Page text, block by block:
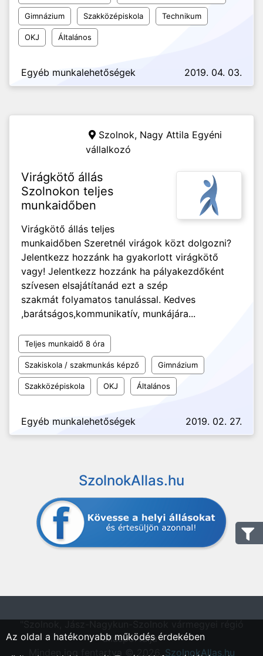
Gimnázium Szakközépiskola Technikum
OKJ Általános
Egyéb munkalehetőségek 2019. 04. 03.
Szolnok, Nagy Attila Egyéni
vállalkozó
Virágkötő állás
Szolnokon teljes
munkaidőben
Virágkötő állás teljes
munkaidőben Szeretnél virágok közt dolgozni?
Jelentkezz hozzánk ha gyakorlott virágkötő
vagy! Jelentkezz hozzánk ha pályakezdőként
szívesen elsajátítanád ezt a szép
szakmát folyamatos tanulással. Kedves
,barátságos,kommunikatív, munkájára...
Teljes munkaidő 8 óra
Szakiskola / szakmunkás képző Gimnázium
Szakközépiskola OKJ Általános
Egyéb munkalehetőségek 2019. 02. 27.
SzolnokAllas.hu
állásportálja"
Minden jog fentartva © 2026.SzolnokAllas.hu
Az oldal a hatékonyabb működés érdekében